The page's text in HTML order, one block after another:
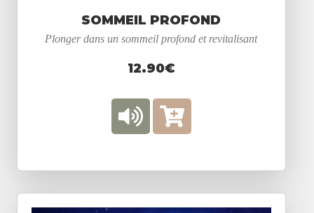
SOMMEIL PROFOND
Plonger dans un sommeil profond et revitalisant
12.90€